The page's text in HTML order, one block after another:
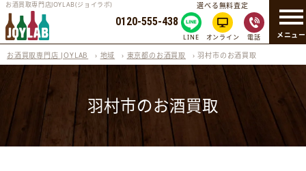
メニュー
お酒買取専門店JOYLAB(ジョイラボ)
0120-555-438
選べる無料査定
LINE オンライン 電話
お酒買取専門店 JOYLAB › 地域 › 東京都のお酒買取 ›羽村市のお酒買取
羽村市のお酒買取